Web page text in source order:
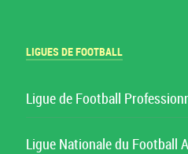
LIGUES DE FOOTBALL
Ligue de Football
Ligue Nationale du Football